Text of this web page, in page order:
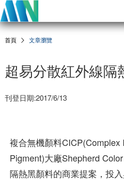
首頁 文章瀏覽
超易分散紅外線隔
刊登日期:2017/6/13
複合無機顏料CICP(Complex
Pigment)大廠Shepherd
隔熱黑顏料的商業提案，投